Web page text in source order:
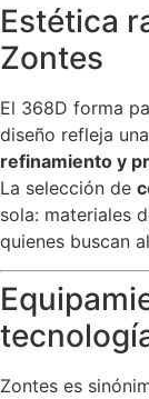
Estética
Zontes
El 368D forma
diseño refleja
refinamiento y
La selección de
sola: materiales
quienes buscan
Zontes es